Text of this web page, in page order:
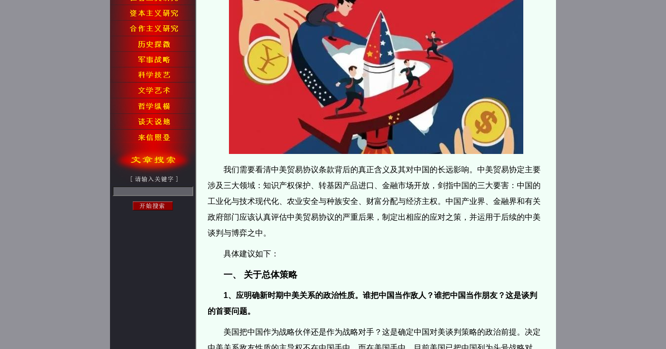
我们需要看清中美贸易协议条款背后的真正含义及其对中国的长远影响。中美贸易协定主要
涉及三大领域：知识产权保护、转基因产品进口、金融市场开放，剑指中国的三大要害：中国的
工业化与技术现代化、农业安全与种族安全、财富分配与经济主权。中国产业界、金融界和有关
政府部门应该认真评估中美贸易协议的严重后果，制定出相应的应对之策，并运用于后续的中美
谈判与博弈之中。
具体建议如下：
一、 关于总体策略
1、应明确新时期中美关系的政治性质。 谁把中国当作敌人？谁把中国当作朋友？这是谈判
的首要问题。
美国把中国作为战略伙伴还是作为战略对手？这是确定中国对美谈判策略的政治前提。决定